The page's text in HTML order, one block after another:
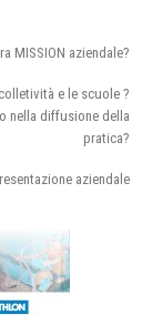
MISSION aziendale?
e le scuole ?
nella diffusione della
pratica?
aziendale